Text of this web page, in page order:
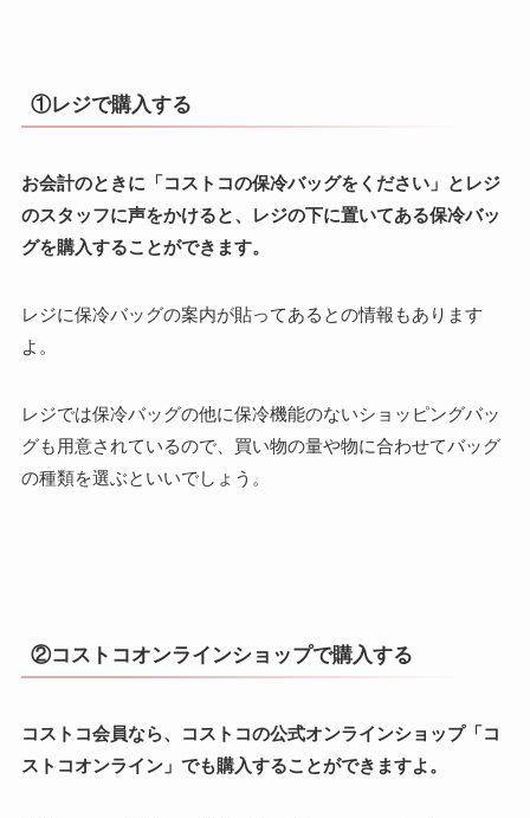
①レジで購入する
お会計のときに「コストコの保冷バッグをください」とレジ
のスタッフに声をかけると、レジの下に置いてある保冷バッ
グを購入することができます。
レジに保冷バッグの案内が貼ってあるとの情報もあります
よ。
レジでは保冷バッグの他に保冷機能のないショッピングバッ
グも用意されているので、買い物の量や物に合わせてバッグ
の種類を選ぶといいでしょう。
②コストコオンラインショップで購入する
コストコ会員なら、コストコの公式オンラインショップ「コ
ストコオンライン」でも購入することができますよ。